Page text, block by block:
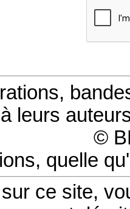
leurs
©
quelle
ce site,